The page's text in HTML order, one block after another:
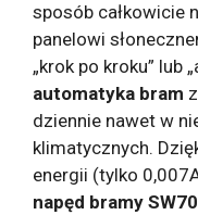
sposób całkowicie
panelowi
„krok po kroku” lub
automatyka bram
dziennie nawet w
klimatycznych.
energii (tylko
napęd bramy